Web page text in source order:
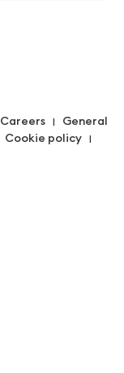
Careers| General
Cookie policy |